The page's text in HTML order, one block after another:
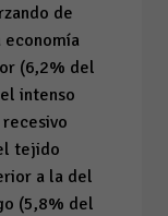
de
economía
(6,2% del
intenso
tejido
a la del
(5,8% del